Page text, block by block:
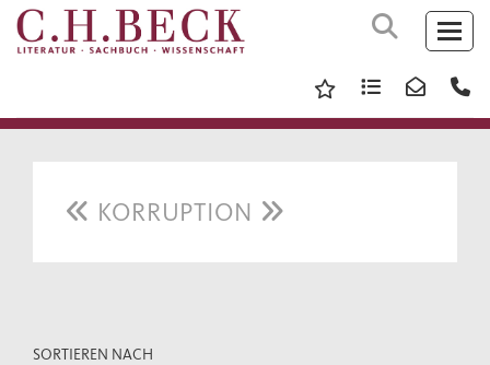
KORRUPTION
SORTIEREN NACH